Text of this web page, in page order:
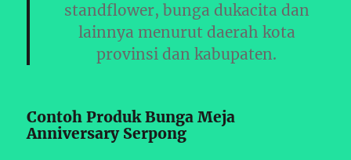
standflower, bunga dukacita dan
lainnya menurut daerah kota
provinsi dan kabupaten.
Contoh Produk Bunga Meja
Anniversary Serpong